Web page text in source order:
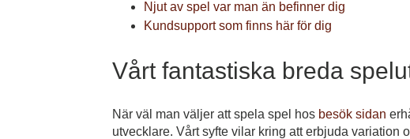
Njut av spel var man än befinner dig
Kundsupport som finns här för dig
Vårt fantastiska breda
När väl man väljer att spela spel hos besök sidan
utvecklare. Vårt syfte vilar kring att erbjuda variation